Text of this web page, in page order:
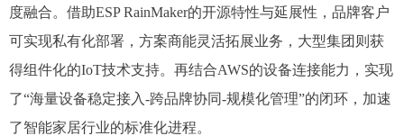
度融合。借助ESP RainMaker的开源特性与延展性，品牌客户
可实现私有化部署，方案商能灵活拓展业务，大型集团则获
得组件化的IoT技术支持。再结合AWS的设备连接能力，实现
了“海量设备稳定接入-跨品牌协同-规模化管理”的闭环，加速
了智能家居行业的标准化进程。